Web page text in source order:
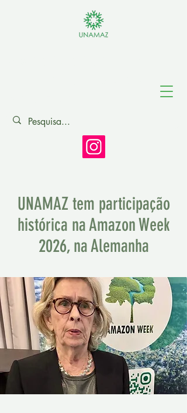
UNAMAZ tem participação
histórica na Amazon Week
2026, na Alemanha